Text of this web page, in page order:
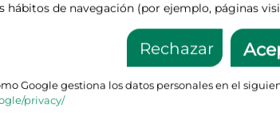
hábitos de navegación (por ejemplo, páginas
Rechazar
Google gestiona los datos personales en el
privacy/